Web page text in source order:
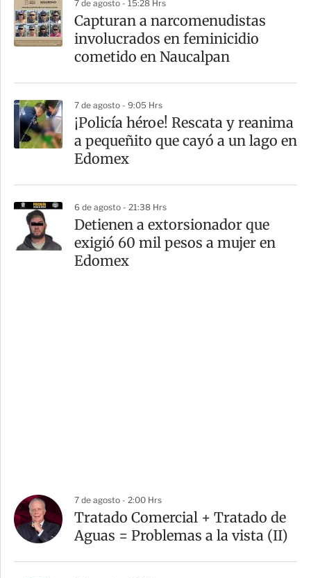
7 de agosto - 15:28 Hrs
Capturan a narcomenudistas
involucrados en feminicidio
cometido en Naucalpan
7 de agosto - 9:05 Hrs
¡Policía héroe! Rescata y reanima
a pequeñito que cayó a un lago en
Edomex
6 de agosto - 21:38 Hrs
Detienen a extorsionador que
exigió 60 mil pesos a mujer en
Edomex
7 de agosto - 2:00 Hrs
Tratado Comercial + Tratado de
Aguas = Problemas a la vista (II)